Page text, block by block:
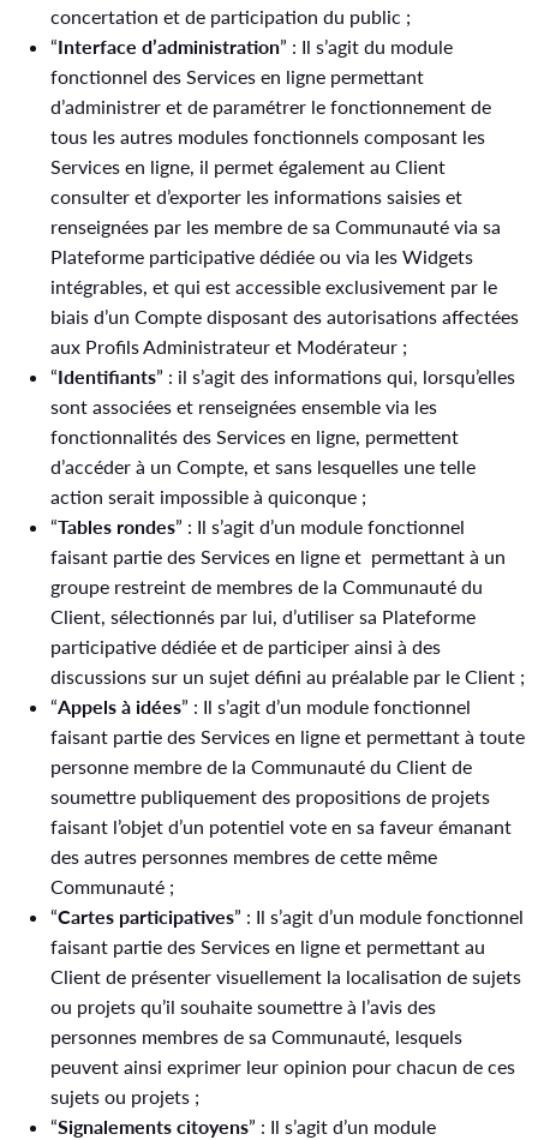
concertation et de participation du public ;
“Interface d’administration” : Il s’agit du module
fonctionnel des Services en ligne permettant
d’administrer et de paramétrer le fonctionnement de
tous les autres modules fonctionnels composant les
Services en ligne, il permet également au Client
consulter et d’exporter les informations saisies et
renseignées par les membre de sa Communauté via sa
Plateforme participative dédiée ou via les Widgets
intégrables, et qui est accessible exclusivement par le
biais d’un Compte disposant des autorisations affectées
aux Profils Administrateur et Modérateur ;
“Identifiants” : il s’agit des informations qui, lorsqu’elles
sont associées et renseignées ensemble via les
fonctionnalités des Services en ligne, permettent
d’accéder à un Compte, et sans lesquelles une telle
action serait impossible à quiconque ;
“Tables rondes” : Il s’agit d’un module fonctionnel
faisant partie des Services en ligne et permettant à un
groupe restreint de membres de la Communauté du
Client, sélectionnés par lui, d’utiliser sa Plateforme
participative dédiée et de participer ainsi à des
discussions sur un sujet défini au préalable par le Client ;
“Appels à idées” : Il s’agit d’un module fonctionnel
faisant partie des Services en ligne et permettant à toute
personne membre de la Communauté du Client de
soumettre publiquement des propositions de projets
faisant l’objet d’un potentiel vote en sa faveur émanant
des autres personnes membres de cette même
Communauté ;
“Cartes participatives” : Il s’agit d’un module fonctionnel
faisant partie des Services en ligne et permettant au
Client de présenter visuellement la localisation de sujets
ou projets qu’il souhaite soumettre à l’avis des
personnes membres de sa Communauté, lesquels
peuvent ainsi exprimer leur opinion pour chacun de ces
sujets ou projets ;
“Signalements citoyens” : Il s’agit d’un module